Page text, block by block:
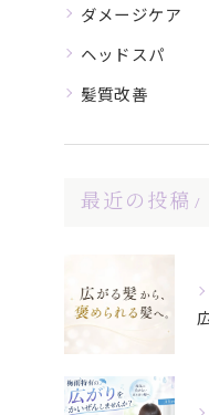
ダメージケア
ヘッドスパ
髪質改善
最近の投稿